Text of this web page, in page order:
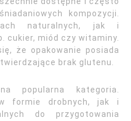
kompozycji.
naturalnych, jak i
cukier, miód czy witaminy.
że opakowanie posiada
brak glutenu.
popularna kategoria.
formie drobnych, jak i
do przygotowania